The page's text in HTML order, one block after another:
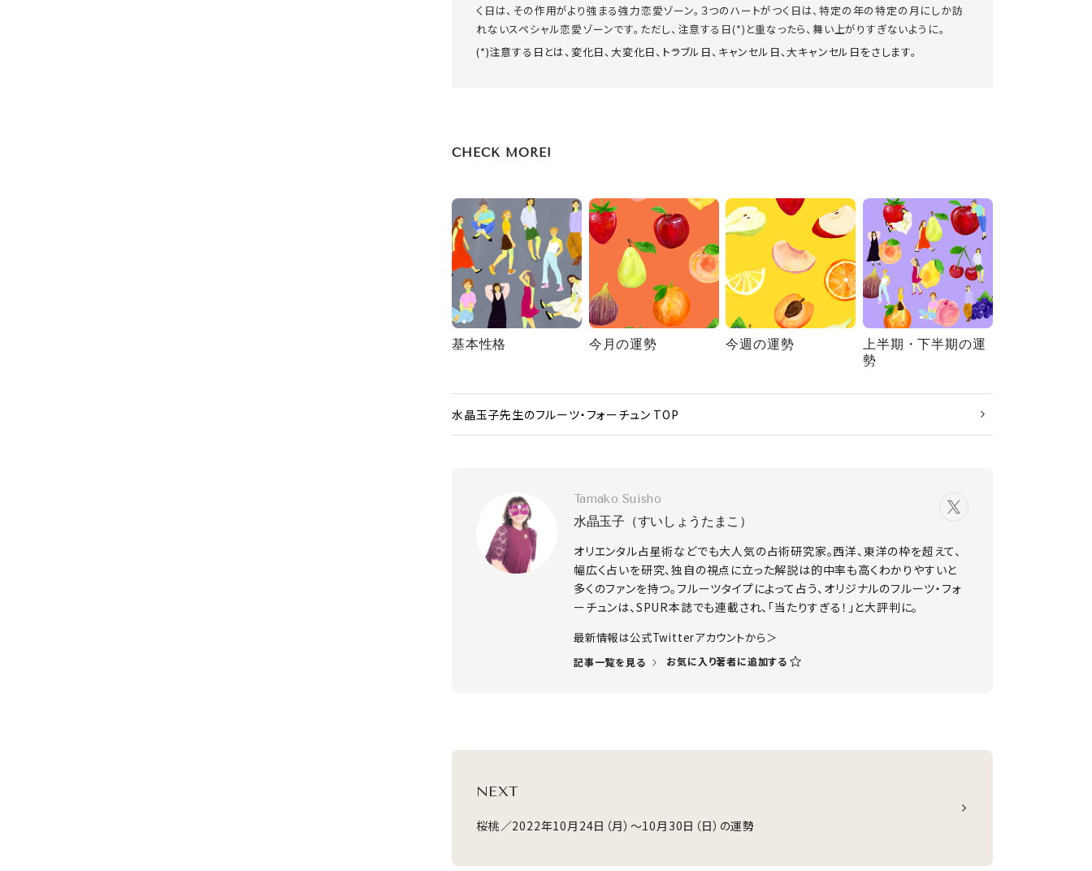
く日は、その作用がより強まる強力恋愛ゾーン。３つのハートがつく日は、特定の年の特定の月にしか訪
れないスペシャル恋愛ゾーンです。ただし、注意する日(*)と重なったら、舞い上がりすぎないように。
(*)注意する日とは、変化日、大変化日、トラブル日、キャンセル日、大キャンセル日をさします。
CHECK MORE!
基本性格 今月の運勢 今週の運勢
上半期・下半期の運
勢
水晶玉子先生のフルーツ・フォーチュン TOP
Tamako Suisho
水晶玉子（すいしょうたまこ）
オリエンタル占星術などでも大人気の占術研究家。西洋、東洋の枠を超えて、
幅広く占いを研究、独自の視点に立った解説は的中率も高くわかりやすいと
多くのファンを持つ。フルーツタイプによって占う、オリジナルのフルーツ・フォ
ーチュンは、SPUR本誌でも連載され、「当たりすぎる！」と大評判に。
​最新情報は公式Twitterアカウントから＞
記事一覧を見る お気に入り著者に追加する
NEXT
桜桃／2022年10月24日（月）～10月30日（日）の運勢